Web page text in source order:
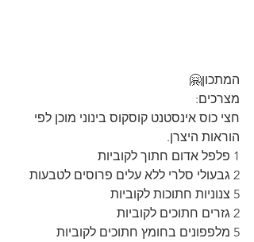
המתכון🤗
מצרכים:
חצי כוס אינסטנט קוסקוס בינוני מוכן לפי
הוראות היצרן.
1 פלפל אדום חתוך לקוביות
2 גבעולי סלרי ללא עלים פרוסים לטבעות
5 צנוניות חתוכות לקוביות
2 גזרים חתוכים לקוביות
5 מלפפונים בחומץ חתוכים לקוביות